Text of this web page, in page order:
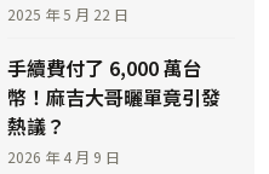
2025 年 5 月 22 日
手續費付了 6,000 萬台
幣！麻吉大哥曬單竟引發
熱議？
2026 年 4 月 9 日